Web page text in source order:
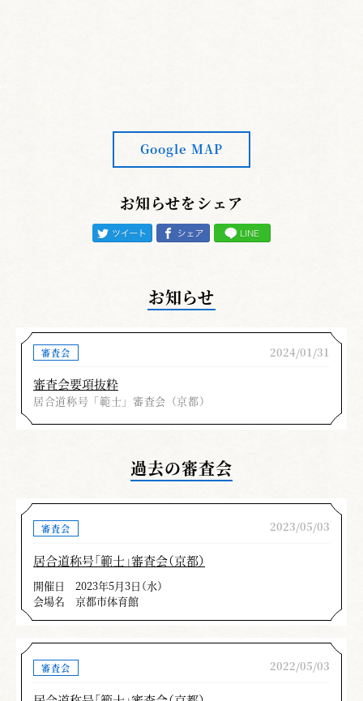
Google MAP
お知らせをシェア
お知らせ
審査会 2024/01/31
審査会要項抜粋
居合道称号「範士」審査会（京都）
過去の審査会
審査会 2023/05/03
居合道称号「範士」審査会（京都）
開催日
2023年5月3日（水）
会場名
京都市体育館
審査会 2022/05/03